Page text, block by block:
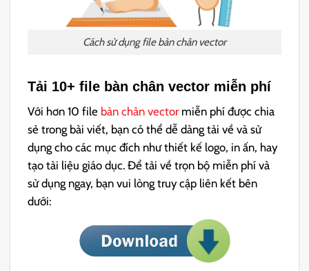
Cách sử dụng file bàn chân vector
Tải 10+ file bàn chân vector miễn phí
Với hơn 10 file bàn chân vectormiễn phí được chia
sẻ trong bài viết, bạn có thể dễ dàng tải về và sử
dụng cho các mục đích như thiết kế logo, in ấn, hay
tạo tài liệu giáo dục. Để tải về trọn bộ miễn phí và
sử dụng ngay, bạn vui lòng truy cập liên kết bên
dưới: